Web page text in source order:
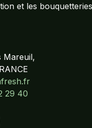
et les
Mareuil,
29 40